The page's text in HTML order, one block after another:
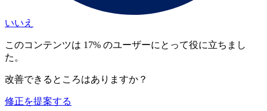
いいえ
このコンテンツは 17% のユーザーにとって役に立ちまし
た。
改善できるところはありますか？
修正を提案する